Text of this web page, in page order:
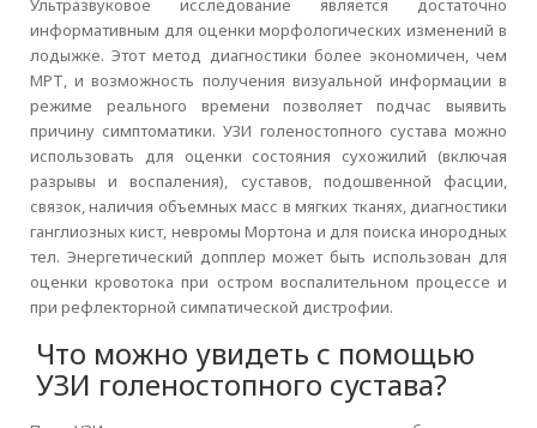
Ультразвуковое исследование является достаточно
информативным для оценки морфологических изменений в
лодыжке. Этот метод диагностики более экономичен, чем
МРТ, и возможность получения визуальной информации в
режиме реального времени позволяет подчас выявить
причину симптоматики. УЗИ голеностопного сустава можно
использовать для оценки состояния сухожилий (включая
разрывы и воспаления), суставов, подошвенной фасции,
связок, наличия объемных масс в мягких тканях, диагностики
ганглиозных кист, невромы Мортона и для поиска инородных
тел. Энергетический допплер может быть использован для
оценки кровотока при остром воспалительном процессе и
при рефлекторной симпатической дистрофии.
Что можно увидеть с помощью
УЗИ голеностопного сустава?